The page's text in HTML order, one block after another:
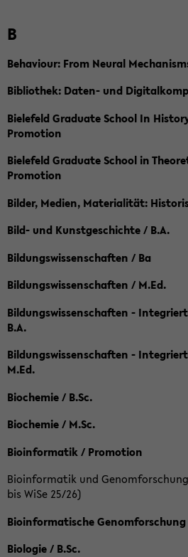
B
Behaviour: From Neural
Bibliothek: Daten- und
Bielefeld Graduate School In
Promotion
Bielefeld Graduate School in
Promotion
Bilder, Medien, Materialität:
Bild- und Kunstgeschichte / B.A.
Bildungswissenschaften / Ba
Bildungswissenschaften / M.Ed.
Bildungswissenschaften -
B.A.
Bildungswissenschaften -
M.Ed.
Biochemie / B.Sc.
Biochemie / M.Sc.
Bioinformatik / Promotion
Bioinformatik und
bis WiSe 25/26)
Bioinformatische Genomforschung
Biologie / B.Sc.